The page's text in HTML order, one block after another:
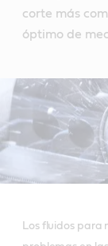
corte más
óptimo de
Los fluidos